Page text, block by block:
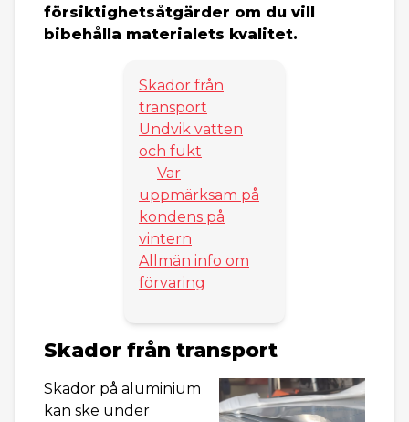
försiktighetsåtgärder om du vill
bibehålla materialets kvalitet.
Skador från
transport
Undvik vatten
och fukt
Var
uppmärksam på
kondens på
vintern
Allmän info om
förvaring
Skador från transport
Skador på aluminium
kan ske under